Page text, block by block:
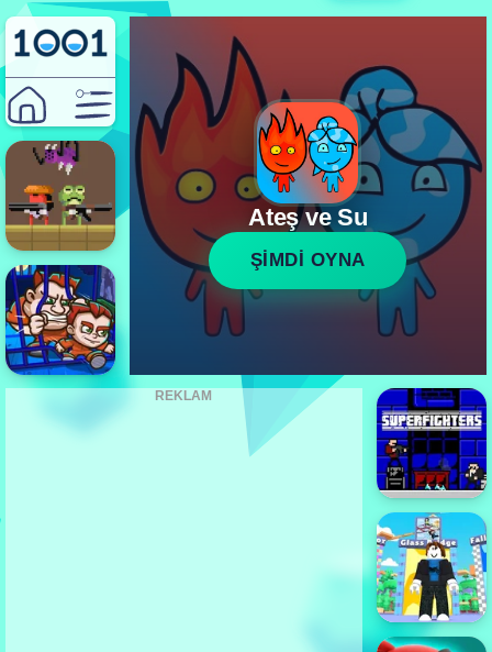
Ateş ve Su
ŞİMDİ OYNA
REKLAM